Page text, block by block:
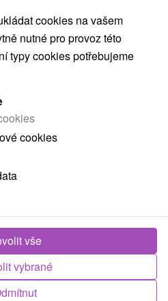
Slovensku situovaný v obci
v komfortne zariadených...
cookies na vašem
nutné pro provoz této
typy cookies potřebujeme
cookies
vybrané
vše